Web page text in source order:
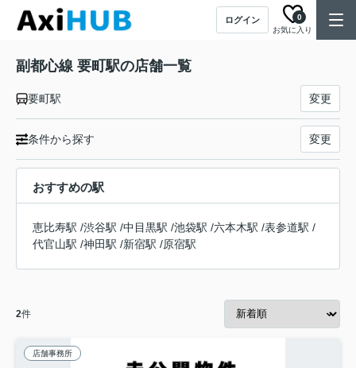
ログイン
お気に入り
0
副都心線 要町駅の店舗一覧
要町駅 変更
条件から探す 変更
おすすめの駅
恵比寿駅 /渋谷駅 /中目黒駅 /池袋駅 /六本木駅 /表参道駅 /
代官山駅 /神田駅 /新宿駅 /原宿駅
2件
店舗事務所